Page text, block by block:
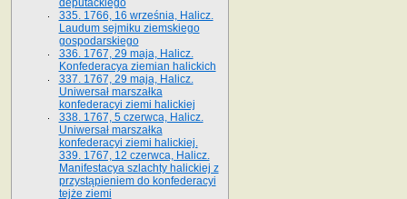
deputackiego
335. 1766, 16 września, Halicz.
Laudum sejmiku ziemskiego
gospodarskiego
336. 1767, 29 maja, Halicz.
Konfederacya ziemian halickich
337. 1767, 29 maja, Halicz.
Uniwersał marszałka
konfederacyi ziemi halickiej
338. 1767, 5 czerwca, Halicz.
Uniwersał marszałka
konfederacyi ziemi halickiej.
339. 1767, 12 czerwca, Halicz.
Manifestacya szlachty halickiej z
przystąpieniem do konfederacyi
tejże ziemi